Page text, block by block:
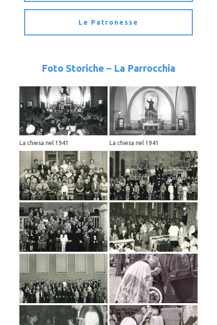
Le Patronesse
Foto Storiche – La Parrocchia
La chiesa nel 1941 La chiesa nel 1941